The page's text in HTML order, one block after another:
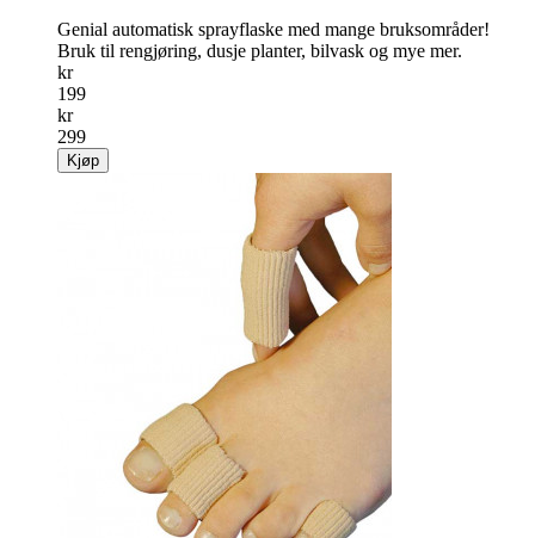
Genial automatisk sprayflaske med mange bruksområder!
Bruk til rengjøring, dusje planter, bilvask og mye mer.
kr
199
kr
299
Kjøp